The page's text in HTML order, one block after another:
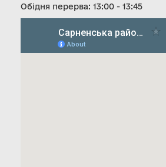
Обідня перерва: 13:00 - 13:45